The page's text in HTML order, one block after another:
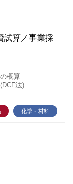
試算／事業採
概算
法)
化学・材料